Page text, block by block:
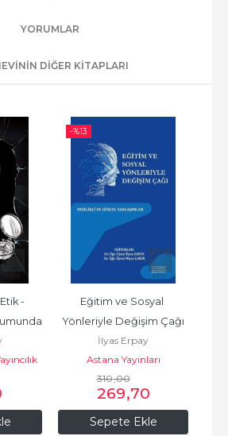
YORUMLAR
DIĞER KITAPLARI
-
-%13
Sepete Ekle
Eğitim ve Sosyal
Yönleriyle Değişim Çağı
İlyas Erpay
Astana Yayınları
310,00
269,70